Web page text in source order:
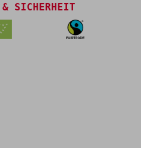
& SICHERHEIT